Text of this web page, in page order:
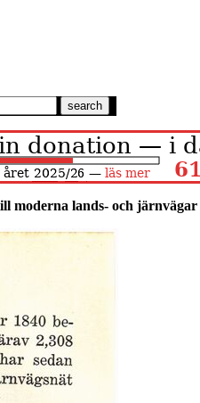
moderna lands- och järnvägar